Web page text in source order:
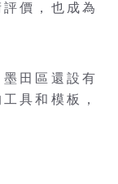
價，也成為
田區還設有
具和模板，